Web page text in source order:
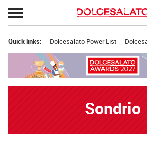
Passa
al
principale
Quick links: Dolcesalato Power List
Sondrio